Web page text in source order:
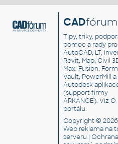
CADfórum
Tipy, triky,
pomoc a rady pro
AutoCAD, LT,
Revit, Map, Civil
Max, Fusion,
Vault, PowerMill a
Autodesk
(support firmy
ARKANCE). VizO
portálu.
Copyright © 2026
Web reklama na
serveru |Ochrana